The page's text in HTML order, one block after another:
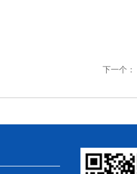
下一个：